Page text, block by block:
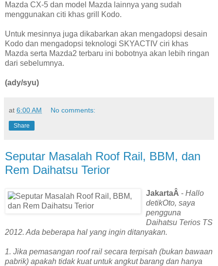
Mazda CX-5 dan model Mazda lainnya yang sudah
menggunakan citi khas grill Kodo.
Untuk mesinnya juga dikabarkan akan mengadopsi desain
Kodo dan mengadopsi teknologi SKYACTIV ciri khas
Mazda serta Mazda2 terbaru ini bobotnya akan lebih ringan
dari sebelumnya.
(ady/syu)
at 6:00 AM No comments:
Share
Seputar Masalah Roof Rail, BBM, dan
Rem Daihatsu Terior
JakartaÂ - Hallo
detikOto, saya
pengguna
Daihatsu Terios TS
2012. Ada beberapa hal yang ingin ditanyakan.
1. Jika pemasangan roof rail secara terpisah (bukan bawaan
pabrik) apakah tidak kuat untuk angkut barang dan hanya